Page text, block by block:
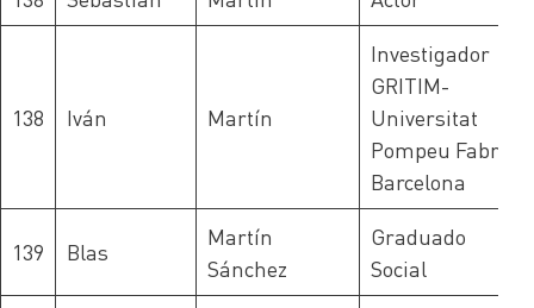
138 Iván Martín
Investigador
GRITIM-
Universitat
Pompeu Fabra
Barcelona
139 Blas
Martín
Sánchez
Graduado
Social